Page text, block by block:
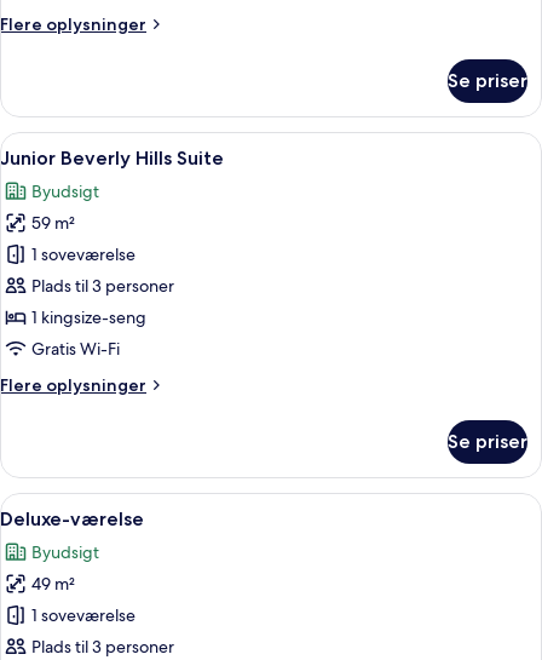
pejs
Flere oplysninger
Flere
-
soveværelse
pejs
værelset
Se priser
Indlæs
alle
billeder
af
Junior
Beverly
Hills
Suite
Et hotelværelse med en stor seng,
7
Junior Beverly Hills Suite
Byudsigt
59 m²
1 soveværelse
Plads til 3 personer
1 kingsize-seng
Gratis Wi-Fi
Flere oplysninger
Flere
Beverly
Hills
Suite
Se priser
Indlæs
alle
billeder
af
Deluxe-
værelse
Hotelværelse med sofa, lænestol,
5
Deluxe-værelse
Byudsigt
49 m²
1 soveværelse
Plads til 3 personer